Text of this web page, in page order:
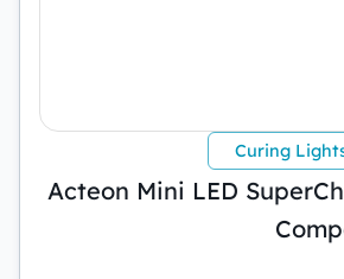
Curing
Acteon Mini LED